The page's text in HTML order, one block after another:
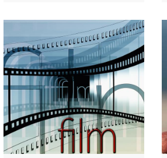
Amateur de films, de cinéma,
de documentaires, amis
cinéphiles, venez en discuter !